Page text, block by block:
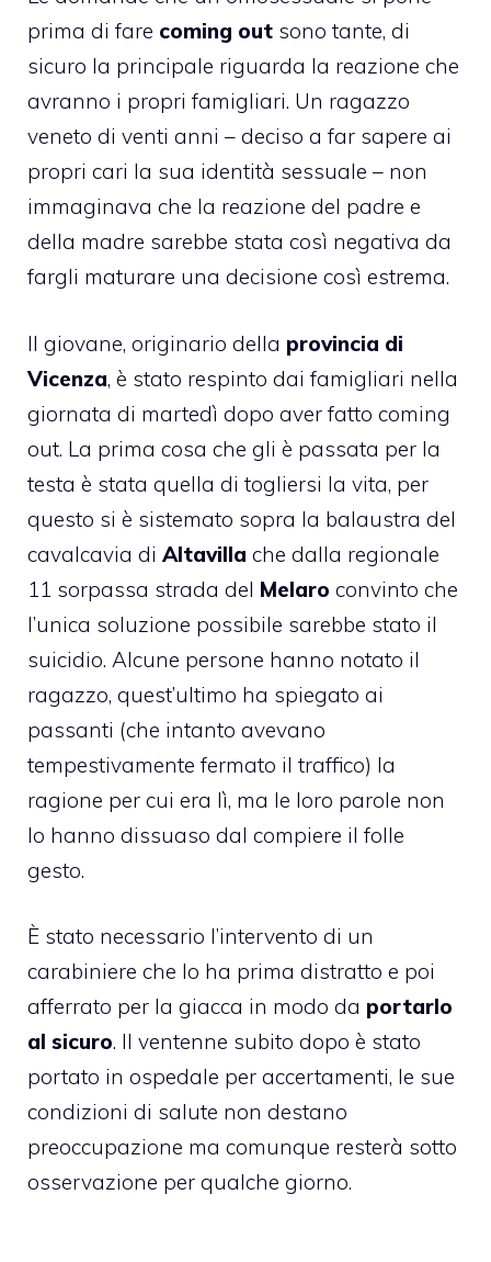
prima di fare coming out sono tante, di
sicuro la principale riguarda la reazione che
avranno i propri famigliari. Un ragazzo
veneto di venti anni – deciso a far sapere ai
propri cari la sua identità sessuale – non
immaginava che la reazione del padre e
della madre sarebbe stata così negativa da
fargli maturare una decisione così estrema.
Il giovane, originario della provincia di
Vicenza, è stato respinto dai famigliari nella
giornata di martedì dopo aver fatto coming
out. La prima cosa che gli è passata per la
testa è stata quella di togliersi la vita, per
questo si è sistemato sopra la balaustra del
cavalcavia di Altavilla che dalla regionale
11 sorpassa strada del Melaro convinto che
l’unica soluzione possibile sarebbe stato il
suicidio. Alcune persone hanno notato il
ragazzo, quest’ultimo ha spiegato ai
passanti (che intanto avevano
tempestivamente fermato il traffico) la
ragione per cui era lì, ma le loro parole non
lo hanno dissuaso dal compiere il folle
gesto.
È stato necessario l’intervento di un
carabiniere che lo ha prima distratto e poi
afferrato per la giacca in modo da portarlo
al sicuro. Il ventenne subito dopo è stato
portato in ospedale per accertamenti, le sue
condizioni di salute non destano
preoccupazione ma comunque resterà sotto
osservazione per qualche giorno.